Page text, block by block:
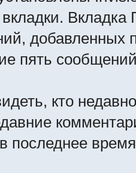
Вкладка
добавленных
пять
кто
последнее